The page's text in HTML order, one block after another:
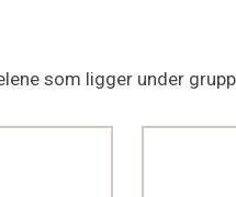
som ligger under